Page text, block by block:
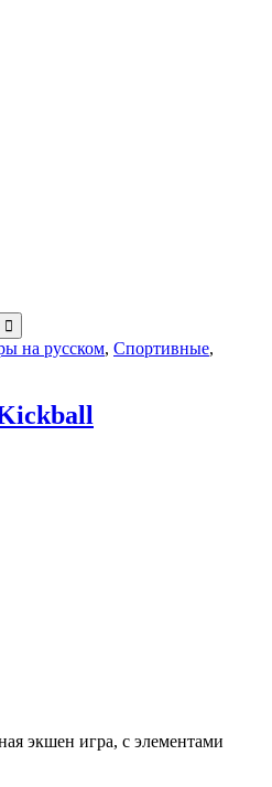
на русском, Спортивные,
экшен игра, с элементами